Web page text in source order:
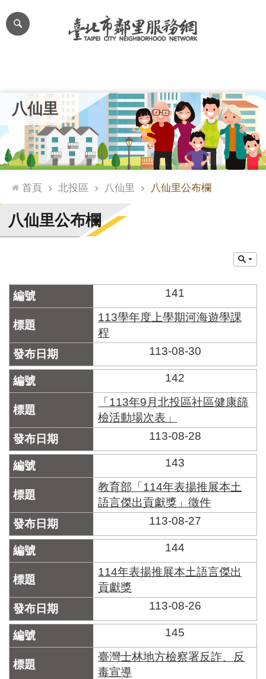
跳到主要內容區塊
網
站
台
通
臺
北
市
門
牌
合
索
系
統
化
文
化
資
產
臺
市
區
里
界
北
市
鄰
長
冊
八仙里
首頁 北投區 八仙里 八仙里公布欄
八仙里公布欄
141
113學年度上學期河海遊學課
程
113-08-30
142
「113年9月北投區社區健康篩
檢活動場次表」
113-08-28
143
教育部「114年表揚推展本土
語言傑出貢獻獎」徵件
113-08-27
144
114年表揚推展本土語言傑出
貢獻獎
113-08-26
145
臺灣士林地方檢察署反詐、反
毒宣導